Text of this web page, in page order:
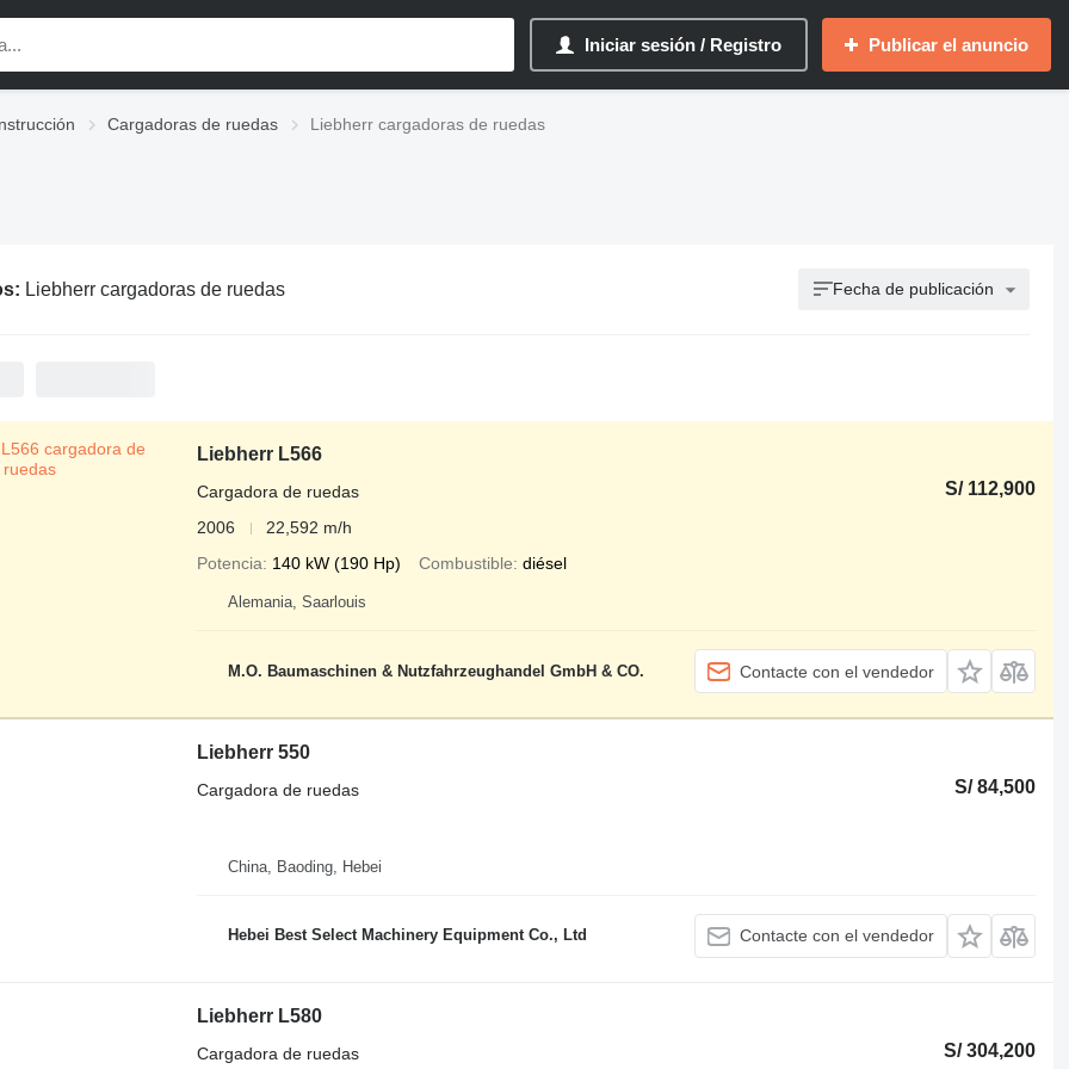
Iniciar sesión / Registro Publicar el anuncio
Cargadoras de ruedas Liebherr cargadoras de ruedas
Liebherr cargadoras de ruedas Fecha de publicación
Liebherr L566
S/ 112,900
Cargadora de ruedas
2006
22,592 m/h
Potencia
140 kW (190 Hp) Combustible diésel
Alemania, Saarlouis
M.O. Baumaschinen & Nutzfahrzeughandel GmbH & CO. Contacte con el vendedor
Liebherr 550
S/ 84,500
Cargadora de ruedas
China, Baoding, Hebei
Hebei Best Select Machinery Equipment Co., Ltd Contacte con el vendedor
Liebherr L580
S/ 304,200
Cargadora de ruedas